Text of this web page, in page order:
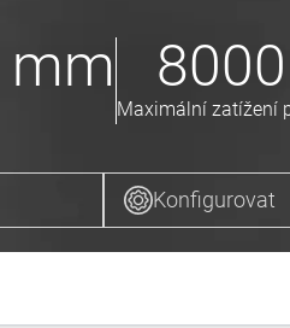
mm 8000
Maximální zatížení
Konfigurovat